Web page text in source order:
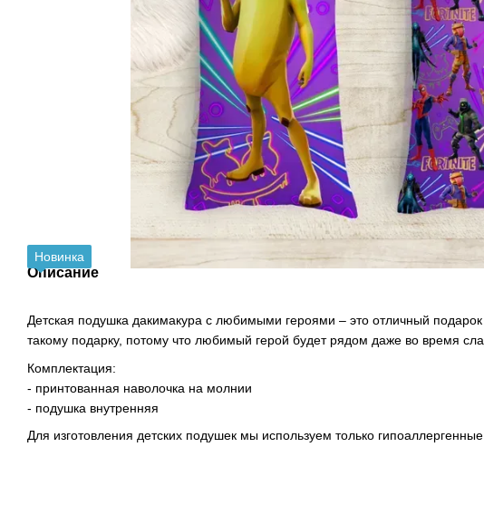
Новинка
Описание
Детская подушка дакимакура с любимыми героями – это отличный
такому подарку, потому что любимый герой будет рядом даже во время
Комплектация:
- принтованная наволочка на молнии
- подушка внутренняя
Для изготовления детских подушек мы используем только